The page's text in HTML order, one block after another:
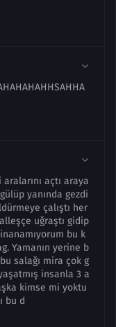
açtı araya
yanında gezdi
çalıştı her
uğraştı gidip
bu k
Yamanın yerine b
salağı mira çok g
insanla 3 a
kimse mi yoktu
bu d